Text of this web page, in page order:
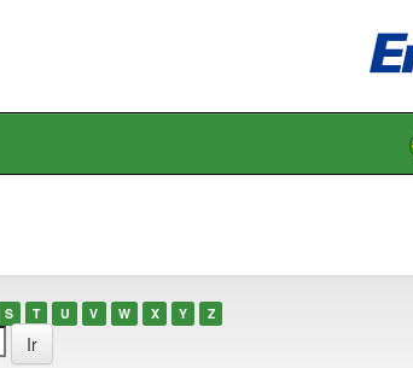
S T U V W X Y Z